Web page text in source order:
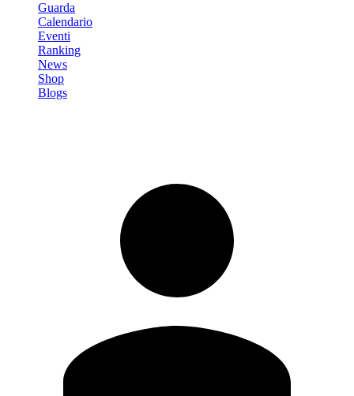
Guarda
Calendario
Eventi
Ranking
News
Shop
Blogs